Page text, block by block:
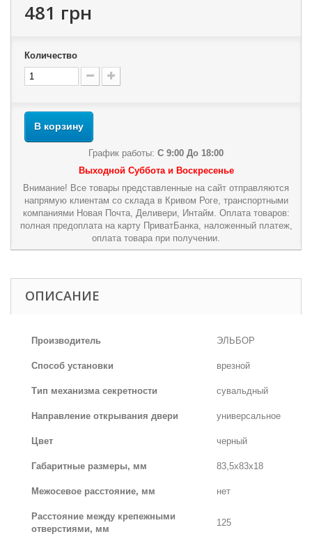
481 грн
Количество
В корзину
График работы: С 9:00 До 18:00
Выходной Суббота и Воскресенье
Внимание! Все товары представленные на сайт отправляются
напрямую клиентам со склада в Кривом Роге, транспортными
компаниями Новая Почта, Деливери, Интайм. Оплата товаров:
полная предоплата на карту ПриватБанка, наложенный платеж,
оплата товара при получении.
ОПИСАНИЕ
Производитель ЭЛЬБОР
Способ установки врезной
Тип механизма секретности сувальдный
Направление открывания двери универсальное
Цвет черный
Габаритные размеры, мм 83,5х83х18
Межосевое расстояние, мм нет
Расстояние между крепежными
отверстиями, мм
125